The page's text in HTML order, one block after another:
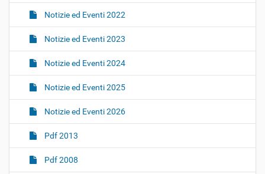
Notizie ed Eventi 2022
Notizie ed Eventi 2023
Notizie ed Eventi 2024
Notizie ed Eventi 2025
Notizie ed Eventi 2026
Pdf 2013
Pdf 2008